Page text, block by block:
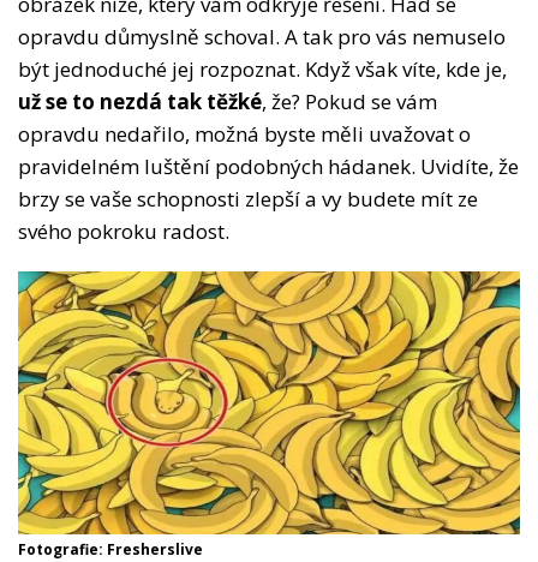
opravdu důmyslně schoval. A tak pro vás nemuselo
být jednoduché jej rozpoznat. Když však víte, kde je,
už se to nezdá tak těžké, že? Pokud se vám
opravdu nedařilo, možná byste měli uvažovat o
pravidelném luštění podobných hádanek. Uvidíte, že
brzy se vaše schopnosti zlepší a vy budete mít ze
svého pokroku radost.
Fotografie: Fresherslive